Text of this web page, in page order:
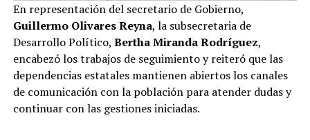
En representación del secretario de Gobierno,
Guillermo Olivares Reyna, la subsecretaria de
Desarrollo Político, Bertha Miranda Rodríguez,
encabezó los trabajos de seguimiento y reiteró que las
dependencias estatales mantienen abiertos los canales
de comunicación con la población para atender dudas y
continuar con las gestiones iniciadas.